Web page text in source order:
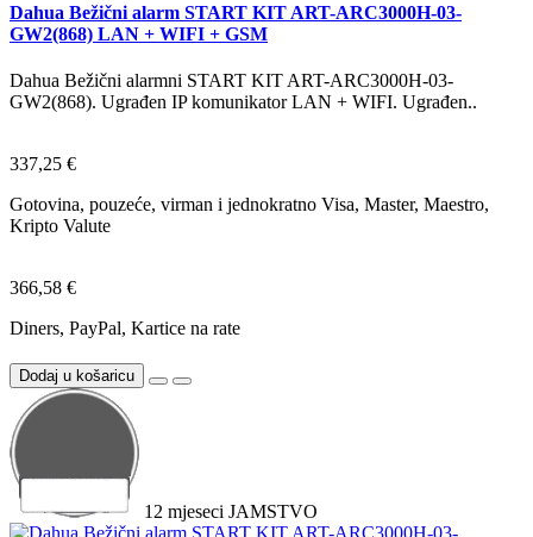
Dahua Bežični alarm START KIT ART-ARC3000H-03-
GW2(868) LAN + WIFI + GSM
Dahua Bežični alarmni START KIT ART-ARC3000H-03-
GW2(868). Ugrađen IP komunikator LAN + WIFI. Ugrađen..
337,25 €
Gotovina, pouzeće, virman i jednokratno Visa, Master, Maestro,
Kripto Valute
366,58 €
Diners, PayPal, Kartice na rate
Dodaj u košaricu
12 mjeseci JAMSTVO